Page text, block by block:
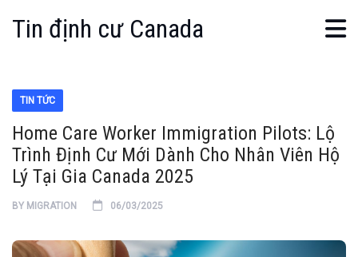
Tin định cư Canada
TIN TỨC
Home Care Worker Immigration Pilots: Lộ
Trình Định Cư Mới Dành Cho Nhân Viên Hộ
Lý Tại Gia Canada 2025
BY MIGRATION 06/03/2025